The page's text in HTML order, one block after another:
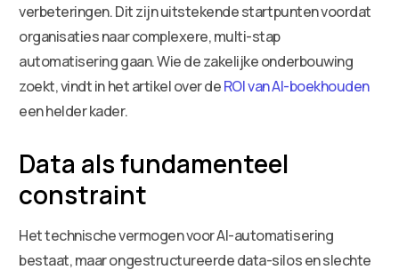
verbeteringen. Dit zijn uitstekende startpunten voordat
organisaties naar complexere, multi-stap
automatisering gaan. Wie de zakelijke onderbouwing
zoekt, vindt in het artikel over deROI van AI-boekhouden
een helder kader.
Data als fundamenteel
constraint
Het technische vermogen voor AI-automatisering
bestaat, maar ongestructureerde data-silos en slechte